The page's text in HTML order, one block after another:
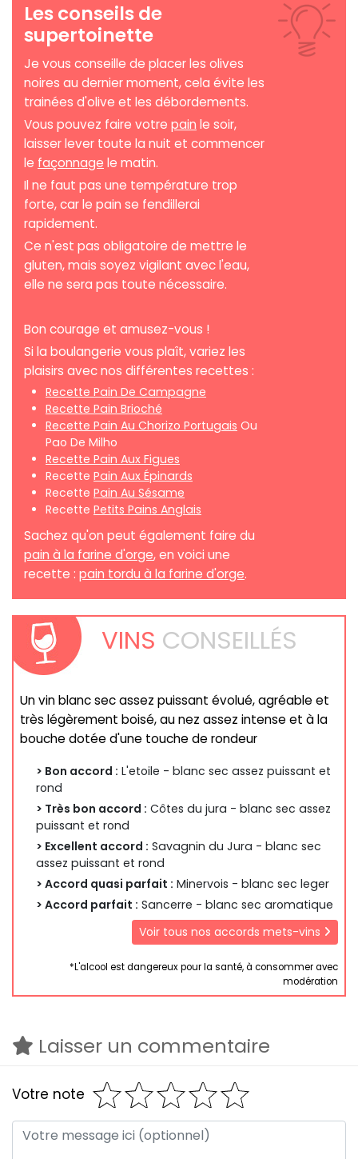
Les conseils de
supertoinette
Je vous conseille de placer les olives
noires au dernier moment, cela évite les
trainées d'olive et les débordements.
Vous pouvez faire votre pain le soir,
laisser lever toute la nuit et commencer
le façonnage le matin.
Il ne faut pas une température trop
forte, car le pain se fendillerai
rapidement.
Ce n'est pas obligatoire de mettre le
gluten, mais soyez vigilant avec l'eau,
elle ne sera pas toute nécessaire.
Bon courage et amusez-vous !
Si la boulangerie vous plaît, variez les
plaisirs avec nos différentes recettes :
Recette Pain De Campagne
Recette Pain Brioché
Recette Pain Au Chorizo Portugais Ou
Pao De Milho
Recette Pain Aux Figues
Recette Pain Aux Épinards
Recette Pain Au Sésame
Recette Petits Pains Anglais
Sachez qu'on peut également faire du
pain à la farine d'orge, en voici une
recette : pain tordu à la farine d'orge.
VINS CONSEILLÉS
Un vin blanc sec assez puissant évolué, agréable et
très légèrement boisé, au nez assez intense et à la
bouche dotée d'une touche de rondeur
> Bon accord : L'etoile - blanc sec assez puissant et
rond
> Très bon accord : Côtes du jura - blanc sec assez
puissant et rond
> Excellent accord : Savagnin du Jura - blanc sec
assez puissant et rond
> Accord quasi parfait : Minervois - blanc sec leger
> Accord parfait : Sancerre - blanc sec aromatique
Voir tous nos accords mets-vins
*L'alcool est dangereux pour la santé, à consommer avec
modération
Laisser un commentaire
Votre note